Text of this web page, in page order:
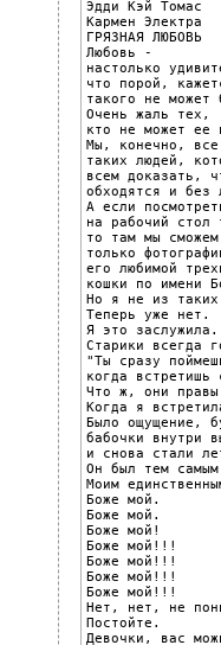
Эдди Кэй Томас
Кармен Электра
ГРЯЗНАЯ ЛЮБОВЬ
Любовь -
настолько
что порой,
такого не может
Очень жаль тех,
кто не может ее
Мы, конечно, все
таких людей,
всем доказать,
обходятся и без
А если
на рабочий стол
то там мы
только
его любимой
кошки по имени
Но я не из
Теперь уже нет.
Я это заслужила.
Старики всегда
"Ты сразу
когда
Что ж, они
Когда я
Было ощущение,
бабочки внутри
и снова стали
Он был тем
Моим
Боже мой.
Боже мой.
Боже мой!
Боже мой!!!
Боже мой!!!
Боже мой!!!
Боже мой!!!
Нет, нет, не
Постойте.
Девочки, вас